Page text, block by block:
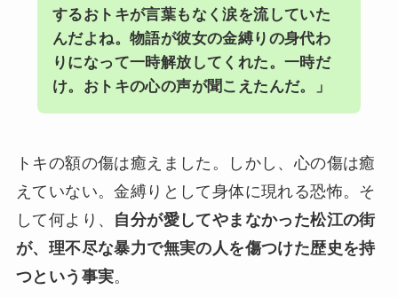
するおトキが言葉もなく涙を流していた
んだよね。物語が彼女の金縛りの身代わ
りになって一時解放してくれた。一時だ
け。おトキの心の声が聞こえたんだ。」
トキの額の傷は癒えました。しかし、心の傷は癒
えていない。金縛りとして身体に現れる恐怖。そ
して何より、 自分が愛してやまなかった松江の街
が、理不尽な暴力で無実の人を傷つけた歴史を持
つという事実。